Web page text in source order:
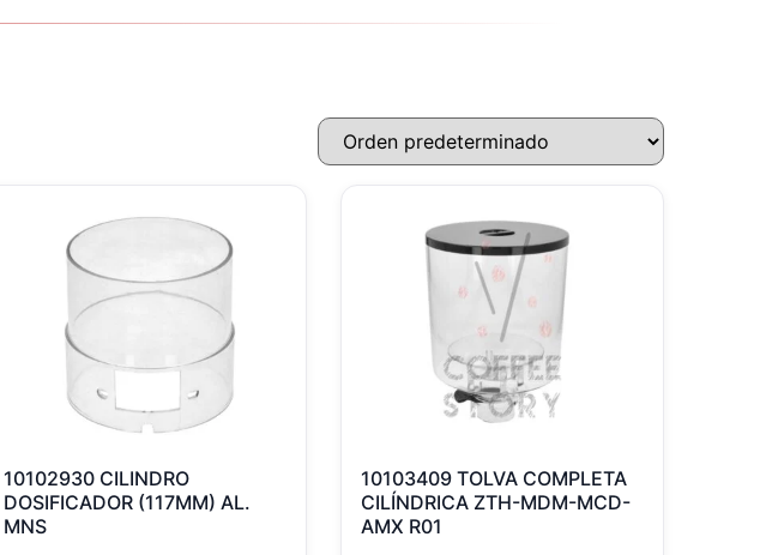
10102930 CILINDRO
DOSIFICADOR (117MM) AL.
MNS
10103409 TOLVA COMPLETA
CILÍNDRICA ZTH-MDM-MCD-
AMX R01